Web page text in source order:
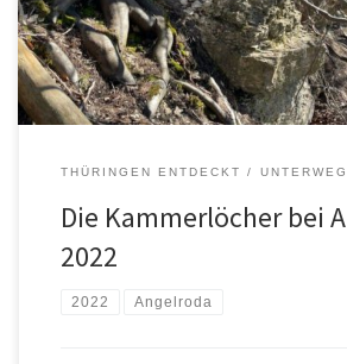
wieder vorbeizuschauen. Wir waren mit
parkten zwischen […]
THÜRINGEN ENTDECKT
Die Kammerlöcher bei
2022
2022 Angelroda